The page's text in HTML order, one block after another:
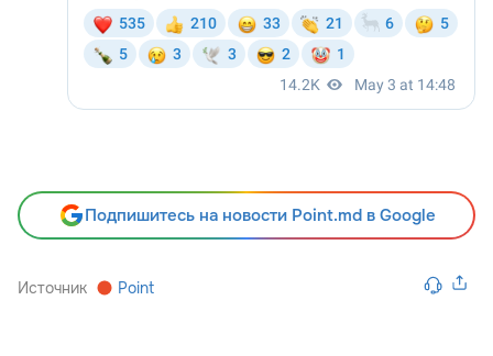
Подпишитесь на новости Point.md в Google
Источник Point